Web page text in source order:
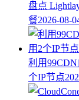
盘点
餐2026-08-
利用
个IP节点